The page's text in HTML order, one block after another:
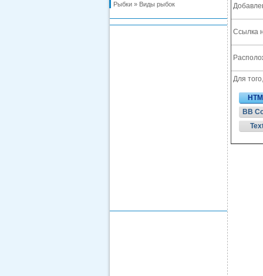
Рыбки » Виды рыбок
Ссылка
Для
BB